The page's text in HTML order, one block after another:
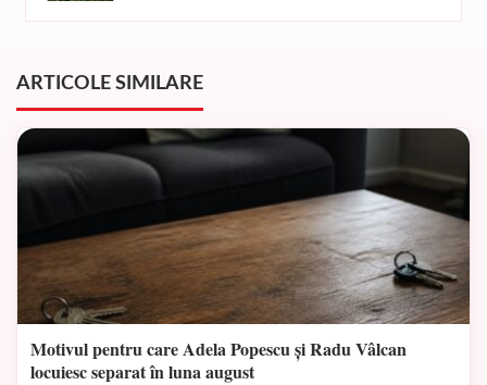
ARTICOLE SIMILARE
Motivul pentru care Adela Popescu și Radu Vâlcan
locuiesc separat în luna august